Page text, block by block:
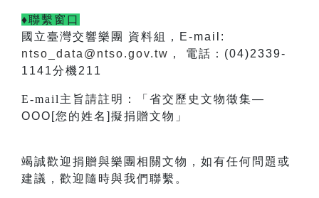
♦聯繫窗口
國立臺灣交響樂團 資料組，E-mail:
ntso_data@ntso.gov.tw ， 電話：(04)2339-
1141分機211
E-mail 主旨請註明：「省交歷史文物徵集—
OOO[您的姓名]擬捐贈文物」
竭誠歡迎捐贈與樂團相關文物，如有任何問題或
建議，歡迎隨時與我們聯繫。